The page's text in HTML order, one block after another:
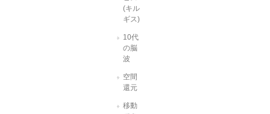
(キル
ギス)
10代
の脳
波
空間
還元
移動